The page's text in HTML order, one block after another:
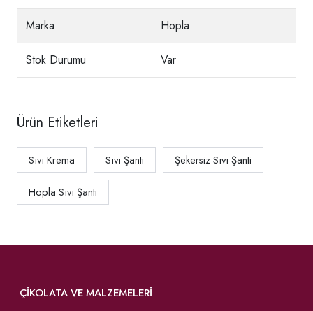
Marka Hopla
Stok Durumu Var
Ürün Etiketleri
Sıvı Krema Sıvı Şanti Şekersiz Sıvı Şanti
Hopla Sıvı Şanti
ÇIKOLATA VE MALZEMELERI